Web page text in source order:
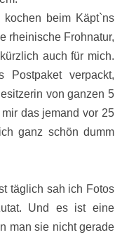
beim Käpt`ns
rheinische Frohnatur,
auch für mich.
verpackt,
von ganzen 5
das jemand vor 25
ganz schön dumm
täglich sah ich Fotos
Und es ist eine
man sie nicht gerade